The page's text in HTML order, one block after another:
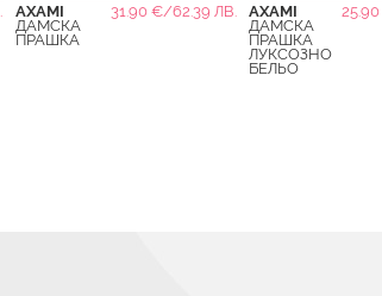
AXAMI
31.90 €/62.39 ЛВ.
ДАМСКА
ПРАШКА
AXAMI
ДАМСКА
ПРАШКА
ЛУКСОЗНО
БЕЛЬО